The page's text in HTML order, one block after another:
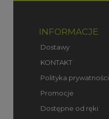
INFORMACJE
Dostawy
KONTAKT
Polityka prywatności
Promocje
Dostępne od ręki